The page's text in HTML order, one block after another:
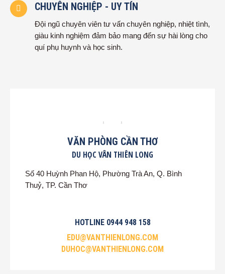
CHUYÊN NGHIỆP - UY TÍN
Đội ngũ chuyên viên tư vấn chuyên nghiệp, nhiệt tình,
giàu kinh nghiệm đảm bảo mang đến sự hài lòng cho
quí phụ huynh và học sinh.
VĂN PHÒNG CẦN THƠ
DU HỌC VÂN THIÊN LONG
Số 40 Huỳnh Phan Hộ, Phường Trà An, Q. Bình
Thuỷ, TP. Cần Thơ
HOTLINE 0944 948 158
EDU@VANTHIENLONG.COM
DUHOC@VANTHIENLONG.COM